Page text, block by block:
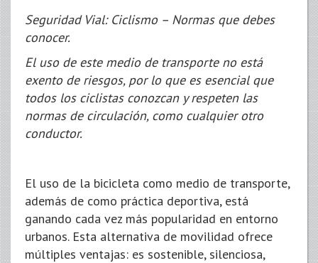
Seguridad Vial: Ciclismo – Normas que debes
conocer.
El uso de este medio de transporte no está
exento de riesgos, por lo que es esencial que
todos los ciclistas conozcan y respeten las
normas de circulación, como cualquier otro
conductor.
El uso de la bicicleta como medio de transporte,
además de como práctica deportiva, está
ganando cada vez más popularidad en entorno
urbanos. Esta alternativa de movilidad ofrece
múltiples ventajas: es sostenible, silenciosa,